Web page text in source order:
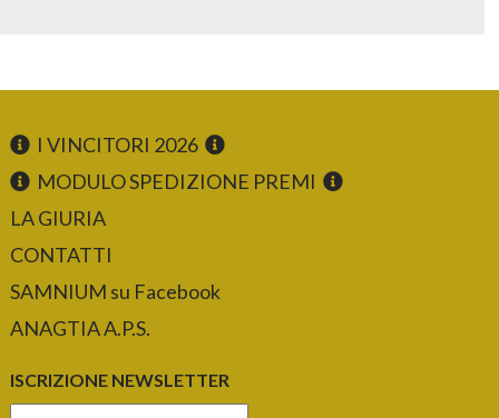
I VINCITORI 2026
MODULO SPEDIZIONE PREMI
LA GIURIA
CONTATTI
SAMNIUM su Facebook
ANAGTIA A.P.S.
ISCRIZIONE NEWSLETTER